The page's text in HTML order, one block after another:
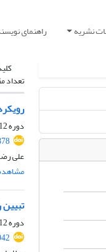
نشریه راهنمای
تعداد
دوره 12، شماره 46، بهار 1401، صفحه
علی
دوره 12، شماره 46، بهار 1401، صفحه